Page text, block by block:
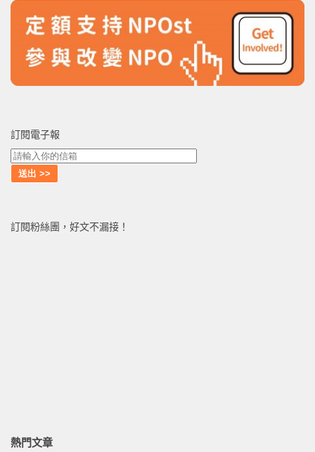
訂閱電子報
訂閱粉絲團，好文不漏接！
熱門文章